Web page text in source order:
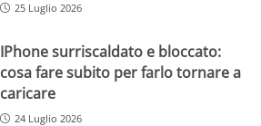
25 Luglio 2026
IPhone surriscaldato e bloccato:
cosa fare subito per farlo tornare a
caricare
24 Luglio 2026